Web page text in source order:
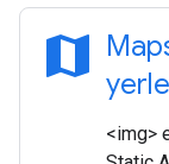
map
<img>